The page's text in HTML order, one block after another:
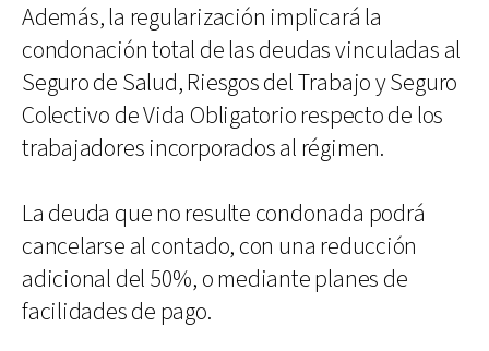
Además, la regularización implicará la
condonación total de las deudas vinculadas al
Seguro de Salud, Riesgos del Trabajo y Seguro
Colectivo de Vida Obligatorio respecto de los
trabajadores incorporados al régimen.
La deuda que no resulte condonada podrá
cancelarse al contado, con una reducción
adicional del 50%, o mediante planes de
facilidades de pago.